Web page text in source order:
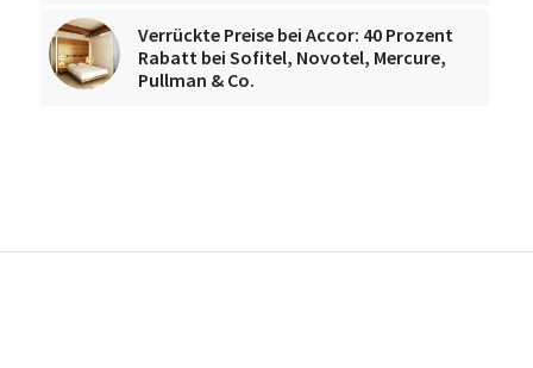
Verrückte Preise bei Accor: 40 Prozent
Rabatt bei Sofitel, Novotel, Mercure,
Pullman & Co.